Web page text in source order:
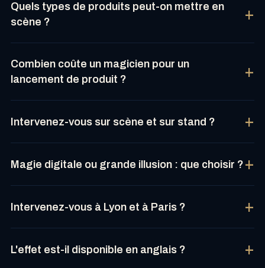
Quels types de produits peut-on mettre en
scène ?
Combien coûte un magicien pour un
lancement de produit ?
Intervenez-vous sur scène et sur stand ?
Magie digitale ou grande illusion : que choisir ?
Intervenez-vous à Lyon et à Paris ?
L'effet est-il disponible en anglais ?